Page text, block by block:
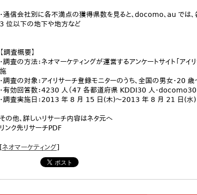
・通信会社別に各不満点の獲得県数を見ると、docomo、au では
3 位以下の地下や地方など
【調査概要】
・調査の方法：ネオマーケティングが運営するアンケートサイト「ア
施
・調査の対象：アイリサーチ登録モニターのうち、全国の男女・20
・有効回答数：4230 人（47 各都道府県 KDDI30 人・docomo30
・調査実施日：2013 年 8 月 15 日(木)～2013 年 8 月 21 日(水)
その他、詳しいリサーチ内容はネタ元へ
リンク先リサーチPDF
[ネオマーケティング]